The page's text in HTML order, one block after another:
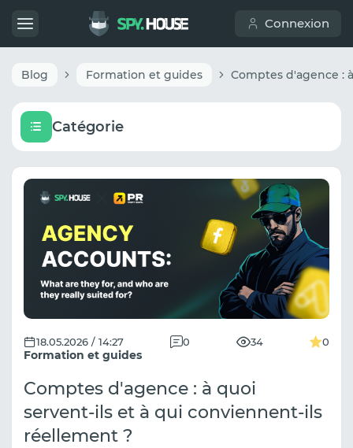
Connexion
Blog Formation et guides
Catégorie
Formation et guides
18.05.2026 / 14:27 0 34 0
Comptes d'agence : à quoi
servent-ils et à qui conviennent-ils
réellement ?